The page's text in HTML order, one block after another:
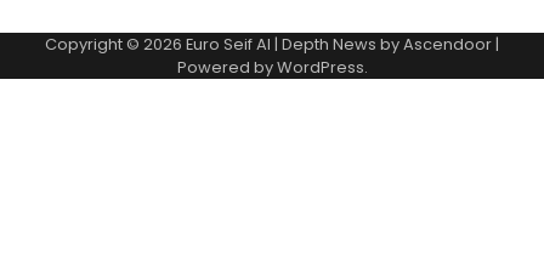
Copyright © 2026 Euro Seif AI | Depth News byAscendoor|
Powered byWordPress.